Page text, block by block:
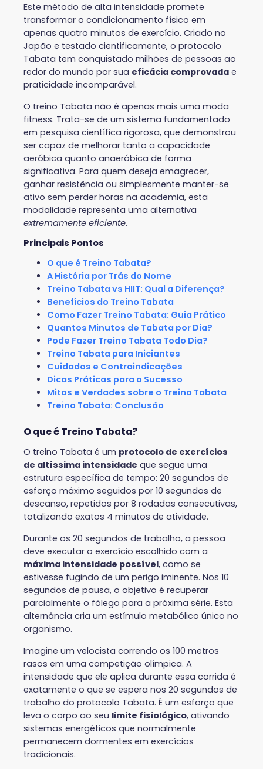
Este método de alta intensidade promete
transformar o condicionamento físico em
apenas quatro minutos de exercício. Criado no
Japão e testado cientificamente, o protocolo
Tabata tem conquistado milhões de pessoas ao
redor do mundo por sua eficácia comprovada e
praticidade incomparável.
O treino Tabata não é apenas mais uma moda
fitness. Trata-se de um sistema fundamentado
em pesquisa científica rigorosa, que demonstrou
ser capaz de melhorar tanto a capacidade
aeróbica quanto anaeróbica de forma
significativa. Para quem deseja emagrecer,
ganhar resistência ou simplesmente manter-se
ativo sem perder horas na academia, esta
modalidade representa uma alternativa
extremamente eficiente.
Principais Pontos
O que é Treino Tabata?
A História por Trás do Nome
Treino Tabata vs HIIT: Qual a Diferença?
Benefícios do Treino Tabata
Como Fazer Treino Tabata: Guia Prático
Quantos Minutos de Tabata por Dia?
Pode Fazer Treino Tabata Todo Dia?
Treino Tabata para Iniciantes
Cuidados e Contraindicações
Dicas Práticas para o Sucesso
Mitos e Verdades sobre o Treino Tabata
Treino Tabata: Conclusão
O que é Treino Tabata?
O treino Tabata é um protocolo de exercícios
de altíssima intensidade que segue uma
estrutura específica de tempo: 20 segundos de
esforço máximo seguidos por 10 segundos de
descanso, repetidos por 8 rodadas consecutivas,
totalizando exatos 4 minutos de atividade.
Durante os 20 segundos de trabalho, a pessoa
deve executar o exercício escolhido com a
máxima intensidade possível, como se
estivesse fugindo de um perigo iminente. Nos 10
segundos de pausa, o objetivo é recuperar
parcialmente o fôlego para a próxima série. Esta
alternância cria um estímulo metabólico único no
organismo.
Imagine um velocista correndo os 100 metros
rasos em uma competição olímpica. A
intensidade que ele aplica durante essa corrida é
exatamente o que se espera nos 20 segundos de
trabalho do protocolo Tabata. É um esforço que
leva o corpo ao seu limite fisiológico, ativando
sistemas energéticos que normalmente
permanecem dormentes em exercícios
tradicionais.